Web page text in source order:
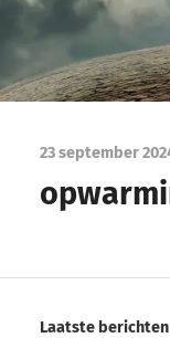
23 september
Laatste berichten